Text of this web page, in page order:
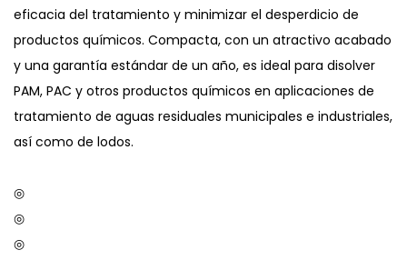
eficacia del tratamiento y minimizar el desperdicio de
productos químicos. Compacta, con un atractivo acabado
y una garantía estándar de un año, es ideal para disolver
PAM, PAC y otros productos químicos en aplicaciones de
tratamiento de aguas residuales municipales e industriales,
así como de lodos.
◎
◎
◎